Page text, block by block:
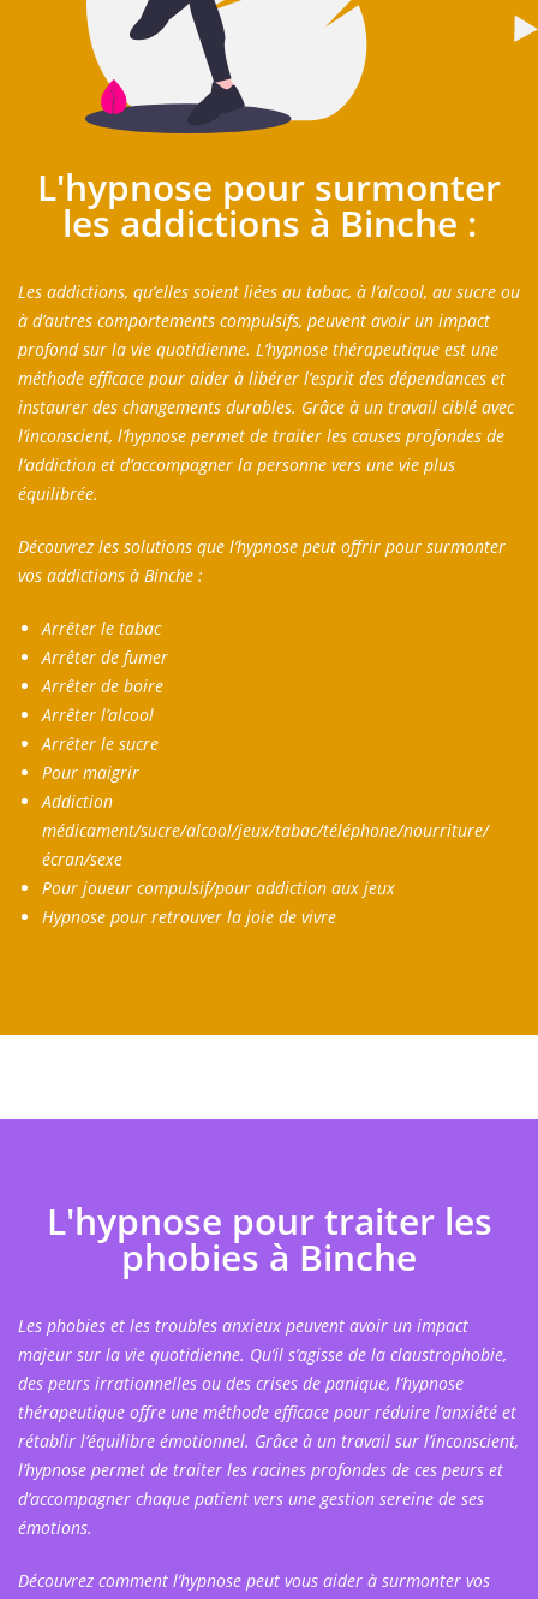
L'hypnose pour surmonter
les addictions à Binche :
Les addictions, qu’elles soient liées au tabac, à l’alcool, au sucre ou
à d’autres comportements compulsifs, peuvent avoir un impact
profond sur la vie quotidienne. L’hypnose thérapeutique est une
méthode efficace pour aider à libérer l’esprit des dépendances et
instaurer des changements durables. Grâce à un travail ciblé avec
l’inconscient, l’hypnose permet de traiter les causes profondes de
l’addiction et d’accompagner la personne vers une vie plus
équilibrée.
Découvrez les solutions que l’hypnose peut offrir pour surmonter
vos addictions à Binche :
Arrêter le tabac
Arrêter de fumer
Arrêter de boire
Arrêter l’alcool
Arrêter le sucre
Pour maigrir
Addiction
médicament/sucre/alcool/jeux/tabac/téléphone/nourriture/
écran/sexe
Pour joueur compulsif/pour addiction aux jeux
Hypnose pour retrouver la joie de vivre
L'hypnose pour traiter les
phobies à Binche
Les phobies et les troubles anxieux peuvent avoir un impact
majeur sur la vie quotidienne. Qu’il s’agisse de la claustrophobie,
des peurs irrationnelles ou des crises de panique, l’hypnose
thérapeutique offre une méthode efficace pour réduire l’anxiété et
rétablir l’équilibre émotionnel. Grâce à un travail sur l’inconscient,
l’hypnose permet de traiter les racines profondes de ces peurs et
d’accompagner chaque patient vers une gestion sereine de ses
émotions.
Découvrez comment l’hypnose peut vous aider à surmonter vos